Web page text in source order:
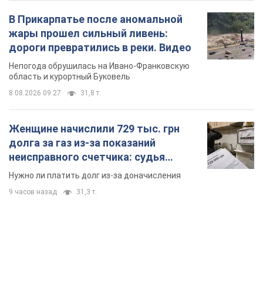
В Прикарпатье после аномальной
жары прошел сильный ливень:
дороги превратились в реки. Видео
Непогода обрушилась на Ивано-Франковскую
область и курортный Буковель
8.08.2026 09:27 31,8 т.
Женщине начислили 729 тыс. грн
долга за газ из-за показаний
неисправного счетчика: судья
вынес неожиданное решение
Нужно ли платить долг из-за доначисления
9 часов назад 31,3 т.